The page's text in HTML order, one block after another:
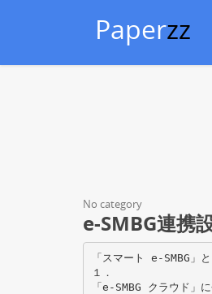
Paperzz
No category
e-SMBG連携
「スマート e-SMBG」
１．
「e-SMBG クラウド」